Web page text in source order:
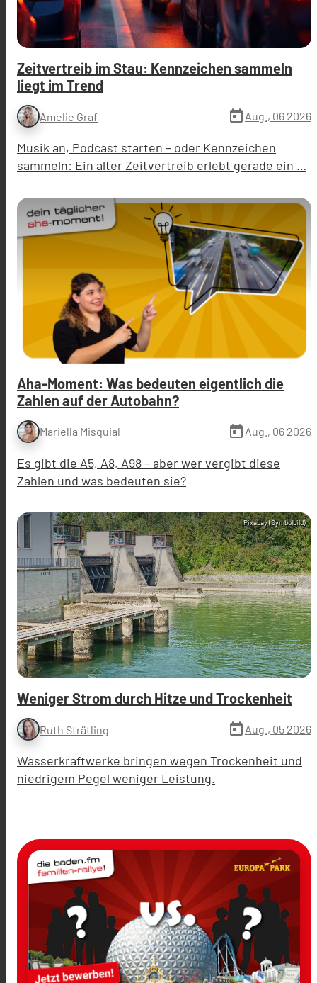
Zeitvertreib im Stau: Kennzeichen sammeln
liegt im Trend
Amelie Graf today Aug., 06 2026
Musik an, Podcast starten – oder Kennzeichen
sammeln: Ein alter Zeitvertreib erlebt gerade ein …
Aha-Moment: Was bedeuten eigentlich die
Zahlen auf der Autobahn?
Mariella Misquial today Aug., 06 2026
Es gibt die A5, A8, A98 – aber wer vergibt diese
Zahlen und was bedeuten sie?
Pixabay (Symbolbild)
Weniger Strom durch Hitze und Trockenheit
Ruth Strätling today Aug., 05 2026
Wasserkraftwerke bringen wegen Trockenheit und
niedrigem Pegel weniger Leistung.